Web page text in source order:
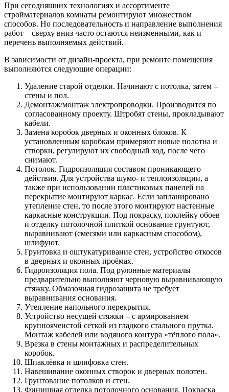
При сегодняшних технологиях и ассортименте
стройматериалов комнаты ремонтируют множеством
способов. Но последовательность и направление выполнения
работ – сверху вниз часто остаются неизменными, как и
перечень выполняемых действий.
В зависимости от дизайн-проекта, при ремонте помещения
выполняются следующие операции:
Удаление старой отделки. Начинают с потолка, затем –
стены и пол.
Демонтаж/монтаж электропроводки. Производится по
согласованному проекту. Штробят стены, прокладывают
кабели.
Замена коробок дверных и оконных блоков. К
установленным коробкам примеряют новые полотна и
створки, регулируют их свободный ход, после чего
снимают.
Потолок. Гидроизоляция составом проникающего
действия. Для устройства шумо- и теплоизоляции, а
также при использовании пластиковых панелей на
перекрытие монтируют каркас. Если запланировано
утепление стен, то после этого монтируют настенные
каркасные конструкции. Под покраску, поклейку обоев
и отделку потолочной плиткой основание грунтуют,
выравнивают (смесями или каркасным способом),
шлифуют.
Грунтовка и оштукатуривание стен, устройство откосов
в дверных и оконных проёмах.
Гидроизоляция пола. Под рулонные материалы
предварительно выполняют черновую выравнивающую
стяжку. Обмазочная гидрозащита не требует
выравнивания основания.
Утепление напольного перекрытия.
Устройство несущей стяжки – с армированием
крупноячеистой сеткой из гладкого стального прутка.
Монтаж кабелей или водяного контура «тёплого пола».
Врезка в стены монтажных и распределительных
коробок.
Шпаклёвка и шлифовка стен.
Навешивание оконных створок и дверных полотен.
Грунтование потолков и стен.
Финишная отделка потолочного основания. Покраска